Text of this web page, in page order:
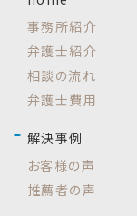
事務所紹介
弁護士紹介
相談の流れ
弁護士費用
解決事例
お客様の声
推薦者の声